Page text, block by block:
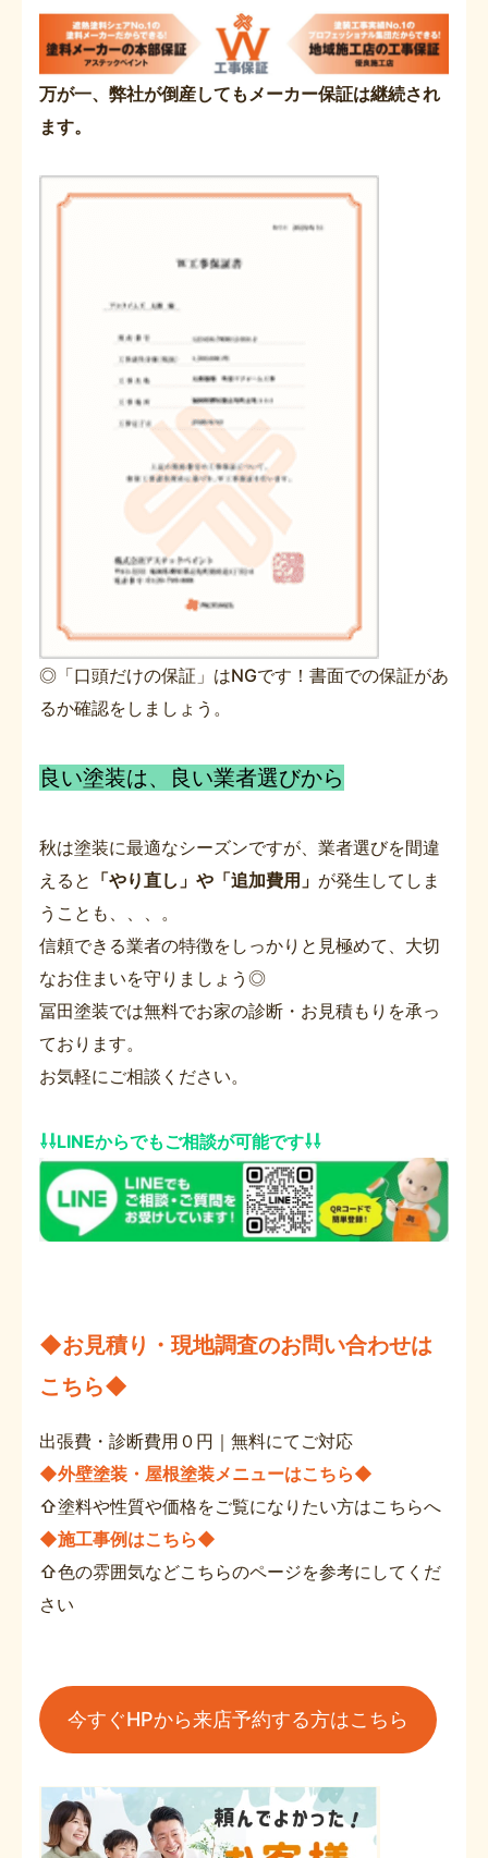
万が一、弊社が倒産してもメーカー保証は継続され
ます。
◎「口頭だけの保証」はNGです！書面での保証があ
るか確認をしましょう。
良い塗装は、良い業者選びから
秋は塗装に最適なシーズンですが、業者選びを間違
えると 「やり直し」や「追加費用」 が発生してしま
うことも、、、。
信頼できる業者の特徴をしっかりと見極めて、大切
なお住まいを守りましょう◎
冨田塗装では無料でお家の診断・お見積もりを承っ
ております。
お気軽にご相談ください。
⇩⇩LINEからでもご相談が可能です⇩⇩
◆お見積り・現地調査のお問い合わせは
こちら◆
出張費・診断費用０円｜無料にてご対応
◆外壁塗装・屋根塗装メニューはこちら◆
⇧塗料や性質や価格をご覧になりたい方はこちらへ
◆施工事例はこちら◆
⇧色の雰囲気などこちらのページを参考にしてくだ
さい
今すぐHPから来店予約する方はこちら